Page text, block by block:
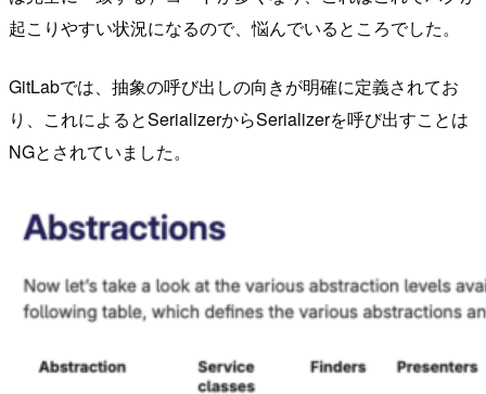
起こりやすい状況になるので、悩んでいるところでした。
GitLabでは、抽象の呼び出しの向きが明確に定義されてお
り、これによるとSerializerからSerializerを呼び出すことは
NGとされていました。